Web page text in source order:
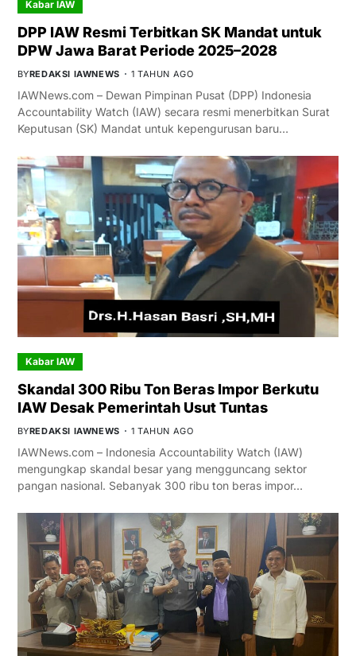
Kabar IAW
DPP IAW Resmi Terbitkan SK Mandat untuk
DPW Jawa Barat Periode 2025–2028
BYREDAKSI IAWNEWS 1 TAHUN AGO
IAWNews.com – Dewan Pimpinan Pusat (DPP) Indonesia
Accountability Watch (IAW) secara resmi menerbitkan Surat
Keputusan (SK) Mandat untuk kepengurusan baru…
Kabar IAW
Skandal 300 Ribu Ton Beras Impor Berkutu
IAW Desak Pemerintah Usut Tuntas
BYREDAKSI IAWNEWS 1 TAHUN AGO
IAWNews.com – Indonesia Accountability Watch (IAW)
mengungkap skandal besar yang mengguncang sektor
pangan nasional. Sebanyak 300 ribu ton beras impor…